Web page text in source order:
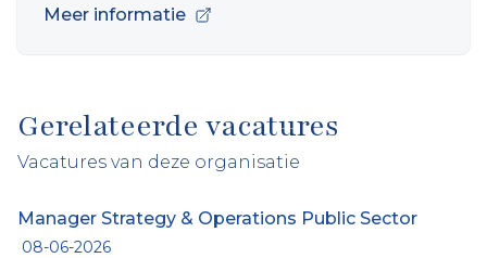
Meer informatie
Gerelateerde vacatures
Vacatures van deze organisatie
Manager Strategy & Operations Public Sector
08-06-2026